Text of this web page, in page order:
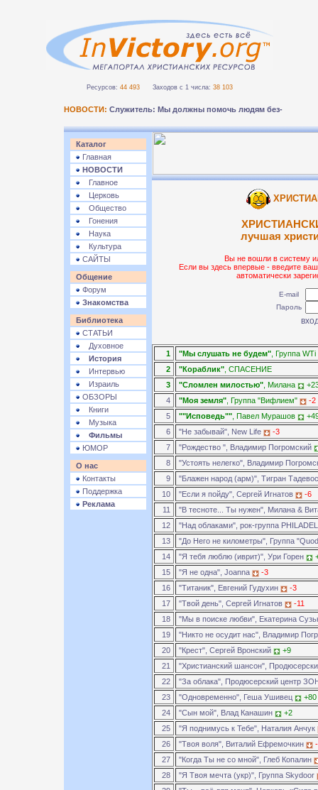
Ресурсов: 44 493 Заходов с 1 числа: 38 103
НОВОСТИ: Служитель: Мы должны помочь людям безопасно
Каталог
Главная
НОВОСТИ
Главное
Церковь
Общество
Гонения
Наука
Культура
САЙТЫ
Общение
Форум
Знакомства
Библиотека
СТАТЬИ
Духовное
История
Интервью
Израиль
ОБЗОРЫ
Книги
Музыка
Фильмы
ЮМОР
О нас
Контакты
Поддержка
Реклама
лучшая
Вы не вошли в систему
Если вы здесь впервые - введите
автоматически
E-mail
Пароль
1 "Мы слушать не будем", Группа WTi
2
"Кораблик", СПАСЕНИЕ
3
"Сломлен милостью", Милана
4
"Моя земля", Группа "Вифлием"
-2
5
""Исповедь"", Павел Мурашов
6
"Не забывай", New Life
-3
7
"Рождество ", Владимир Погромский
8
"Устоять нелегко", Владимир
9
"Блажен народ (арм)", Тигран
10
"Если я пойду", Сергей Игнатов
-6
11
"В тесноте... Ты нужен", Милана &
12
"Над облаками", рок-группа
13
"До Него не километры", Группа
14
"Я тебя люблю (иврит)", Ури Горен
15
"Я не одна", Joanna
-3
16
"Титаник", Евгений Гудухин
-3
17
"Твой день", Сергей Игнатов
-11
18
"Мы в поиске любви", Екатерина
19
"Никто не осудит нас", Владимир
20
"Крест", Сергей Вронский
+9
21
"Христианский шансон",
22
"За облака", Продюсерский центр
23
"Одновременно", Геша Ушивец
+80
24
"Сын мой", Влад Канашин
+2
25
"Я поднимусь к Тебе", Наталия Анчук
26
"Твоя воля", Виталий Ефремочкин
27
"Когда Ты не со мной", Глеб Копалин
28
"Я Твоя мечта (укр)", Группа Skydoor